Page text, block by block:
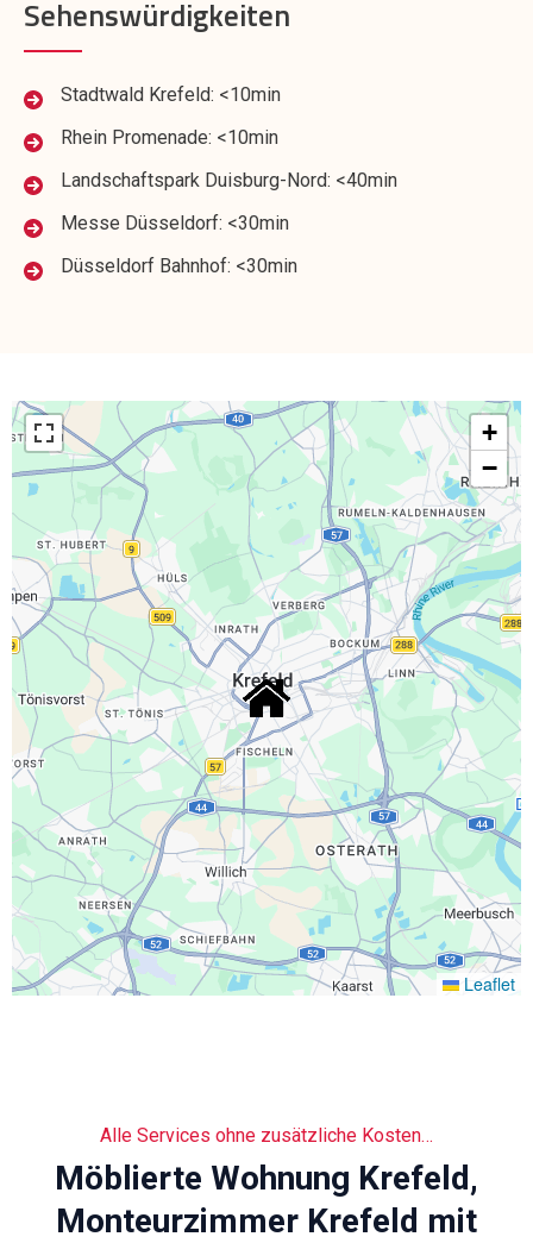
Sehenswürdigkeiten
Stadtwald Krefeld: <10min
Rhein Promenade: <10min
Landschaftspark Duisburg-Nord: <40min
Messe Düsseldorf: <30min
Düsseldorf Bahnhof: <30min
+
−
Leaflet
Alle Services ohne zusätzliche Kosten…
Möblierte Wohnung Krefeld,
Monteurzimmer Krefeld mit